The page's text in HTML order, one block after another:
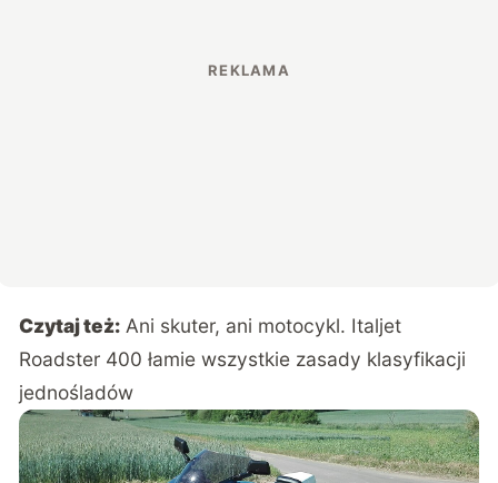
Czytaj też: Ani skuter, ani motocykl. Italjet
Roadster 400 łamie wszystkie zasady klasyfikacji
jednośladów